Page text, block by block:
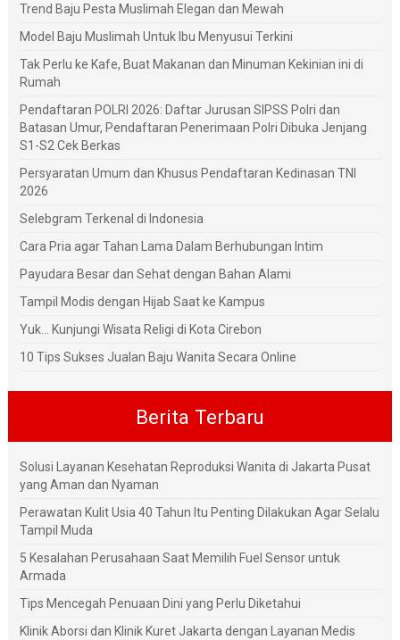
Trend Baju Pesta Muslimah Elegan dan Mewah
Model Baju Muslimah Untuk Ibu Menyusui Terkini
Tak Perlu ke Kafe, Buat Makanan dan Minuman Kekinian ini di
Rumah
Pendaftaran POLRI 2026: Daftar Jurusan SIPSS Polri dan
Batasan Umur, Pendaftaran Penerimaan Polri Dibuka Jenjang
S1-S2 Cek Berkas
Persyaratan Umum dan Khusus Pendaftaran Kedinasan TNI
2026
Selebgram Terkenal di Indonesia
Cara Pria agar Tahan Lama Dalam Berhubungan Intim
Payudara Besar dan Sehat dengan Bahan Alami
Tampil Modis dengan Hijab Saat ke Kampus
Yuk... Kunjungi Wisata Religi di Kota Cirebon
10 Tips Sukses Jualan Baju Wanita Secara Online
Berita Terbaru
Solusi Layanan Kesehatan Reproduksi Wanita di Jakarta Pusat
yang Aman dan Nyaman
Perawatan Kulit Usia 40 Tahun Itu Penting Dilakukan Agar Selalu
Tampil Muda
5 Kesalahan Perusahaan Saat Memilih Fuel Sensor untuk
Armada
Tips Mencegah Penuaan Dini yang Perlu Diketahui
Klinik Aborsi dan Klinik Kuret Jakarta dengan Layanan Medis